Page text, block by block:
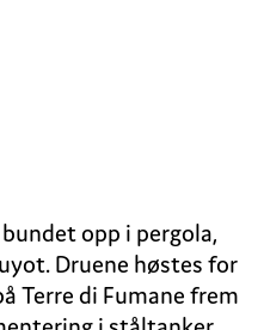
opp i pergola,
Druene høstes for
Terre di Fumane frem